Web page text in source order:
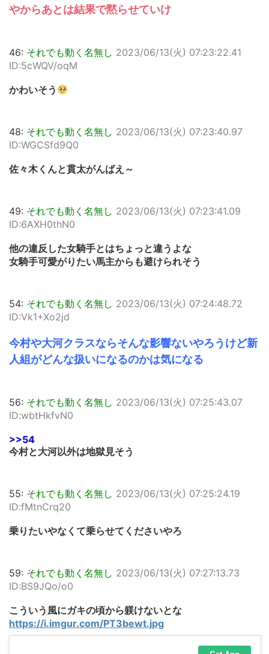
やからあとは結果で黙らせていけ
46: それでも動く名無し 2023/06/13(火) 07:23:22.41
ID:5cWQV/oqM
かわいそう
48: それでも動く名無し 2023/06/13(火) 07:23:40.97
ID:WGCSfd9Q0
佐々木くんと貫太がんばえ～
49: それでも動く名無し 2023/06/13(火) 07:23:41.09
ID:6AXH0thN0
他の違反した女騎手とはちょっと違うよな
女騎手可愛がりたい馬主からも避けられそう
54: それでも動く名無し 2023/06/13(火) 07:24:48.72
ID:Vk1+Xo2jd
今村や大河クラスならそんな影響ないやろうけど新
人組がどんな扱いになるのかは気になる
56: それでも動く名無し 2023/06/13(火) 07:25:43.07
ID:wbtHkfvN0
>>54
今村と大河以外は地獄見そう
55: それでも動く名無し 2023/06/13(火) 07:25:24.19
ID:fMtnCrq20
乗りたいやなくて乗らせてくださいやろ
59: それでも動く名無し 2023/06/13(火) 07:27:13.73
ID:BS9JQo/o0
こういう風にガキの頃から躾けないとな
https://i.imgur.com/PT3bewt.jpg